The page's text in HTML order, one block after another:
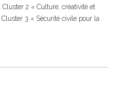
2 « Culture, créativité et
3 « Sécurité civile pour la